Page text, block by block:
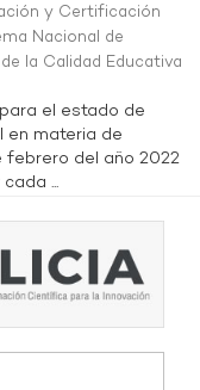
y Certificación
Nacional de
la Calidad Educativa
el estado de
en materia de
febrero del año 2022
...